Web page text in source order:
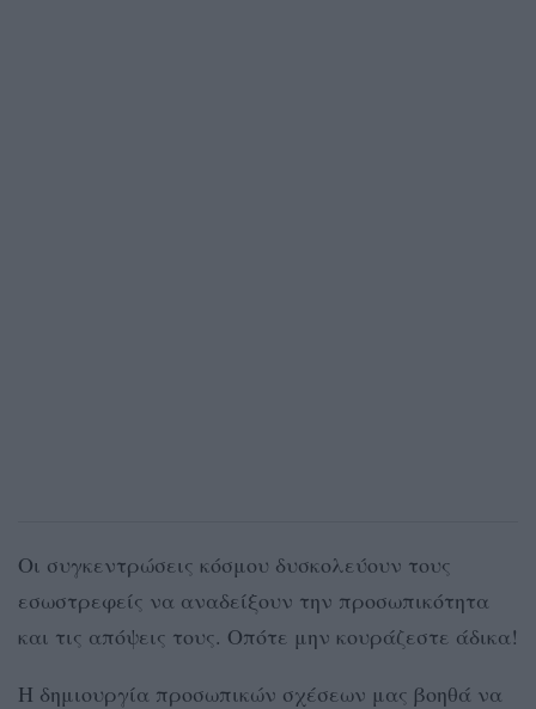
Οι συγκεντρώσεις κόσμου δυσκολεύουν τους
εσωστρεφείς να αναδείξουν την προσωπικότητα
και τις απόψεις τους. Οπότε μην κουράζεστε άδικα!
Η δημιουργία προσωπικών σχέσεων μας βοηθά να